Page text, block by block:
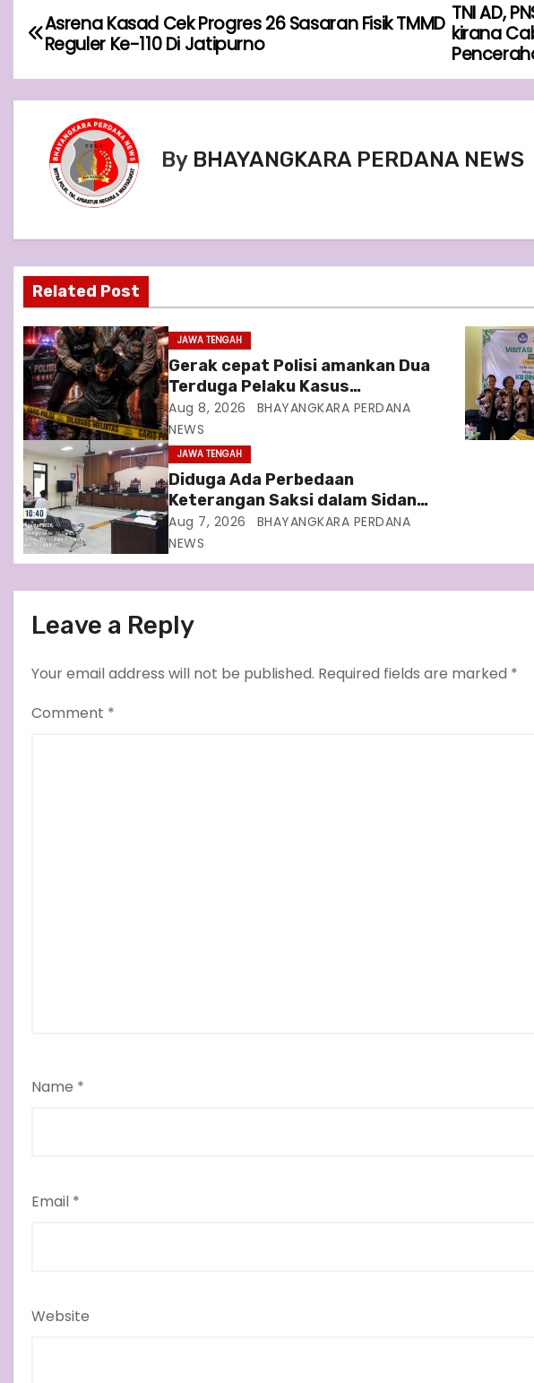
P
s
v
i
g
a
t
i
o
n
TNI AD,
kirana
Asrena Kasad Cek Progres 26 Sasaran Fisik TMMD
Reguler Ke-110 Di Jatipurno
By BHAYANGKARA PERDANA NEWS
Related Post
JAWA TENGAH
Gerak cepat Polisi amankan Dua
Terduga Pelaku Kasus
Perampokan Counter HP Royal
Phone di Ambarawa
Aug 8, 2026
BHAYANGKARA PERDANA
NEWS
JAWA TENGAH
Diduga Ada Perbedaan
Keterangan Saksi dalam Sidang
Dugaan Pinjaman Fiktif KSSPS
Nur Insani, Kuasa Hukum
Terdakwa Soroti Fakta
Aug 7, 2026
BHAYANGKARA PERDANA
NEWS
Leave a Reply
Your email address will not be published. Required fields are marked *
Comment *
Name *
Email *
Website